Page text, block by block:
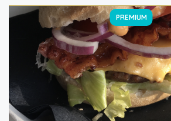
PREMIUM